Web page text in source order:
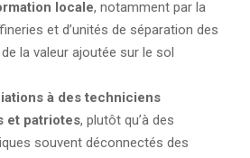
locale, notamment par la
et d’unités de séparation des
la valeur ajoutée sur le sol
à des techniciens
et patriotes, plutôt qu’à des
souvent déconnectés des